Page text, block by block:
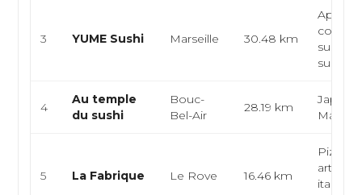
3 YUME Sushi Marseille 30.48 km
sushi
sushi,
4
Au temple
du sushi
Bouc-
Bel-Air
28.19 km
Maki
5 La Fabrique Le Rove 16.46 km
Pizzeria